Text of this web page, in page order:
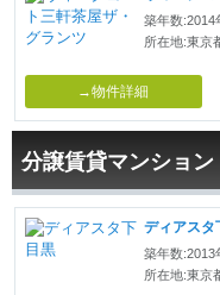
築年数:2014
所在地:東京
→物件詳細
分譲賃貸マンション
ディアスタ
築年数:2013
所在地:東京